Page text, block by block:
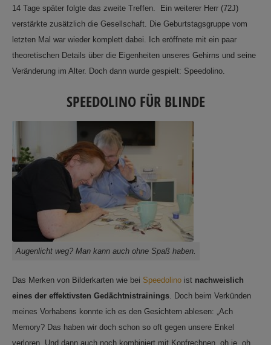
14 Tage später folgte das zweite Treffen. Ein weiterer Herr (72J)
verstärkte zusätzlich die Gesellschaft. Die Geburtstagsgruppe vom
letzten Mal war wieder komplett dabei. Ich eröffnete mit ein paar
theoretischen Details über die Eigenheiten unseres Gehirns und seine
Veränderung im Alter. Doch dann wurde gespielt: Speedolino.
SPEEDOLINO FÜR BLINDE
Augenlicht weg? Man kann auch ohne Spaß haben.
Das Merken von Bilderkarten wie bei Speedolino ist nachweislich
eines der effektivsten Gedächtnistrainings . Doch beim Verkünden
meines Vorhabens konnte ich es den Gesichtern ablesen: „Ach
Memory? Das haben wir doch schon so oft gegen unsere Enkel
verloren. Und dann auch noch kombiniert mit Kopfrechnen, oh je, oh